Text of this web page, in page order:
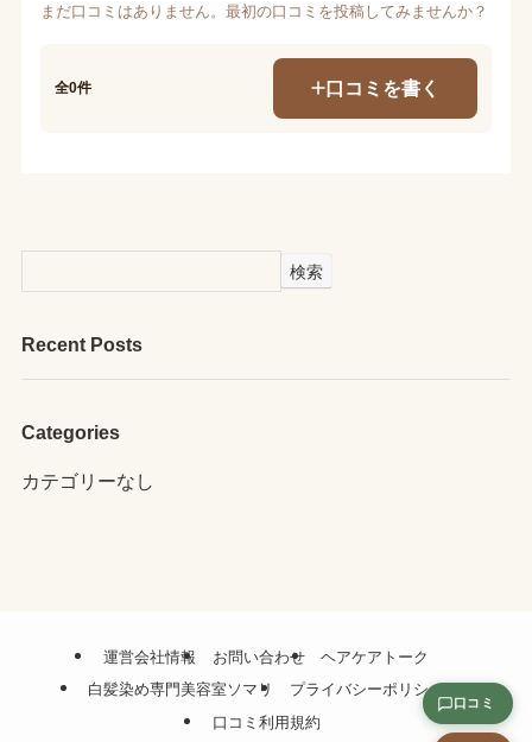
まだ口コミはありません。最初の口コミを投稿してみませんか？
全0件 口コミを書く
検索
Recent Posts
Categories
カテゴリーなし
運営会社情報 お問い合わせ
ヘアケアトーク
白髪染め専門美容室ソマリ
プライバシーポリシー
口コミ利用規約
口コミ